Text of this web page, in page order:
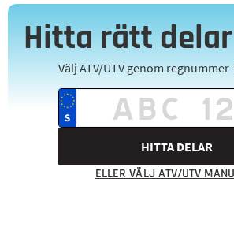
Hitta rätt
Välj ATV/UTV genom regnummer
HITTA DELAR
ELLER VÄLJ ATV/UTV